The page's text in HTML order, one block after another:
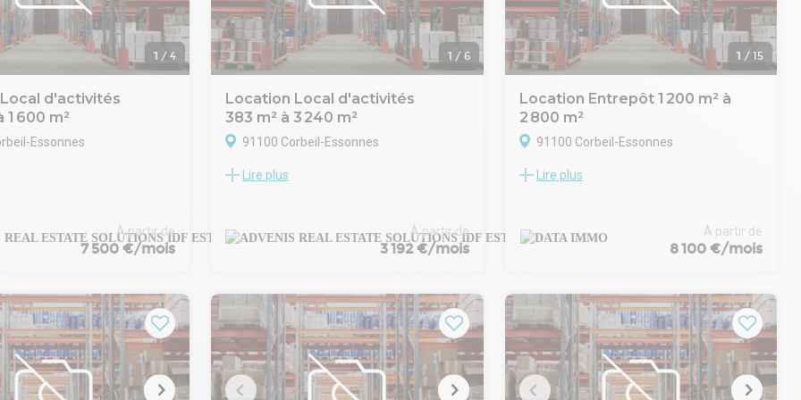
d'avance
d'avance
1 / 4
d'activités
1 600 m²
Essonnes
vous propose à la
à partir de 1 200 m², pour
de 1 600 m².
environnement industriel et
au sud de Paris, avec une
vers les
économiques de
secteur profite d'un accès
axes routiers et d'une
À partir de
7 500 €/mois
1 / 6
Location Local d'activités
383 m² à 3 240 m²
91100 Corbeil-Essonnes
ADVENIS CONSEIL vous propose à la
coeur d'un parc d'activités récent
développé en 2023.
disponibles.
Ces locaux offrent des espaces de
stockage fonctionnels accompagnés de
bureaux d'appoint, dans un environnement
moderne et dynamique.
Implanté dans la ZAC de Corbeil-Essonnes,
Lire plus
À partir de
3 192 €/mois
1 /15
Location Entrepôt 1 200 m² à
2 800 m²
91100 Corbeil-Essonnes
DATA IMMO vous présente à Corbeil
Un accès par portail coulissant donnant sur
le quai de
Lire plus
À partir de
8 100 €/mois